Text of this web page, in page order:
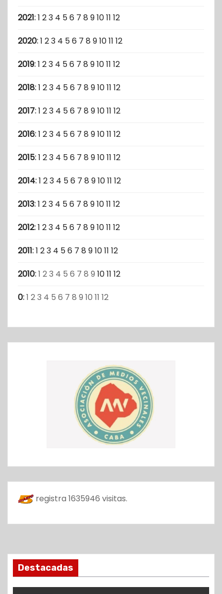
2021:1 23 4 56 7 8 91011 12
2020:1 23 4 56 7 8 91011 12
2019:1 23 4 56 7 8 91011 12
2018:1 23 4 56 7 8 91011 12
2017:1 23 4 56 7 8 91011 12
2016:1 23 4 56 7 8 91011 12
2015:1 23 4 56 7 8 91011 12
2014:1 23 4 56 7 8 91011 12
2013:1 23 4 56 7 8 91011 12
2012:1 23 4 56 7 8 91011 12
2011:1 23 4 56 7 8 91011 12
2010:1 23 4 5 6 7 8 9 1011 12
0:1 23 4 5 6 7 8 9 10 11 12
registra 1635946 visitas.
Destacadas